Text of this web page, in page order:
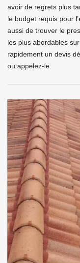
avoir de regrets plus
le budget requis pour
aussi de trouver le
les plus abordables
rapidement un devis
ou appelez-le.